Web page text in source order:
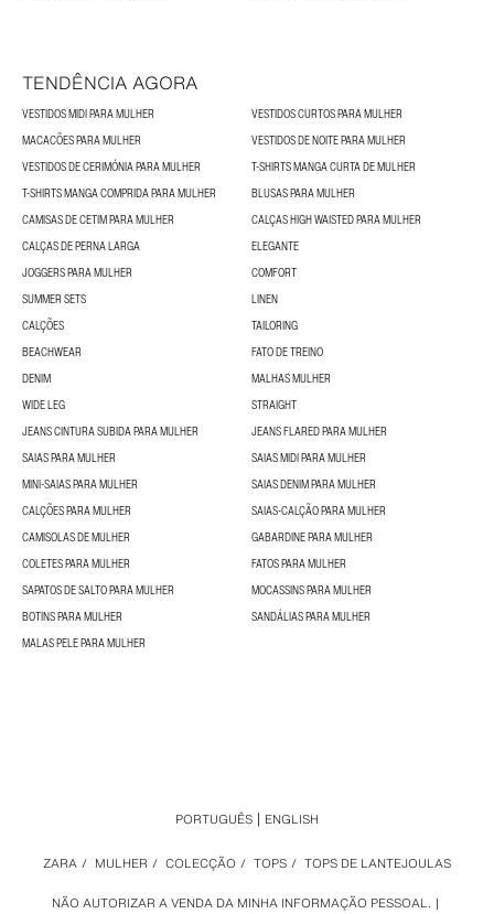
TENDÊNCIA AGORA
VESTIDOS MIDI PARA MULHER
VESTIDOS CURTOS PARA MULHER
MACACÕES PARA MULHER
VESTIDOS DE NOITE PARA MULHER
VESTIDOS DE CERIMÓNIA PARA MULHER
T-SHIRTS MANGA CURTA DE MULHER
T-SHIRTS MANGA COMPRIDA PARA MULHER
BLUSAS PARA MULHER
CAMISAS DE CETIM PARA MULHER
CALÇAS HIGH WAISTED PARA MULHER
CALÇAS DE PERNA LARGA
ELEGANTE
JOGGERS PARA MULHER
COMFORT
SUMMER SETS
LINEN
CALÇÕES
TAILORING
BEACHWEAR
FATO DE TREINO
DENIM
MALHAS MULHER
WIDE LEG
STRAIGHT
JEANS CINTURA SUBIDA PARA MULHER
JEANS FLARED PARA MULHER
SAIAS PARA MULHER
SAIAS MIDI PARA MULHER
MINI-SAIAS PARA MULHER
SAIAS DENIM PARA MULHER
CALÇÕES PARA MULHER
SAIAS-CALÇÃO PARA MULHER
CAMISOLAS DE MULHER
GABARDINE PARA MULHER
COLETES PARA MULHER
FATOS PARA MULHER
SAPATOS DE SALTO PARA MULHER
MOCASSINS PARA MULHER
BOTINS PARA MULHER
SANDÁLIAS PARA MULHER
MALAS PELE PARA MULHER
NÃO AUTORIZAR A VENDA DA MINHA INFORMAÇÃO PESSOAL.
ZARA / MULHER / COLECÇÃO / TOPS / TOPS DE LANTEJOULAS
PORTUGUÊS ENGLISH